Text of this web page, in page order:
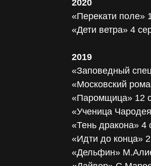
2020
«Перекати поле»
«Дети ветра» 4
2019
«Заповедный
«Московский
«Паромщица» 12
«Ученица
«Тень дракона»
«Идти до конца»
«Дельфин»